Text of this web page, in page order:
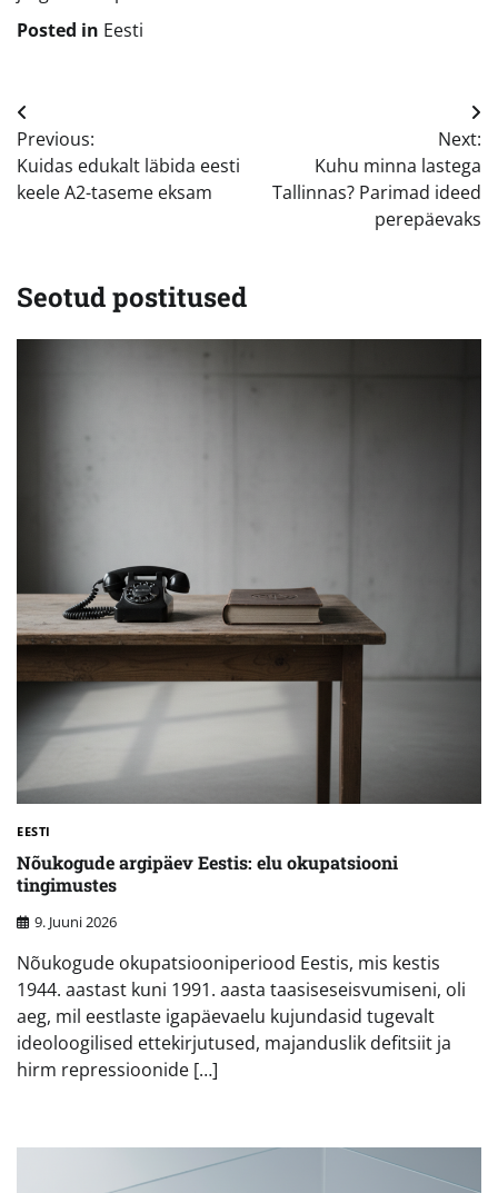
Posted in Eesti
Navigeerimine
Previous:
Kuidas edukalt läbida eesti
keele A2-taseme eksam
Next:
Kuhu minna lastega
Tallinnas? Parimad ideed
perepäevaks
Seotud postitused
EESTI
Nõukogude argipäev Eestis: elu okupatsiooni
tingimustes
9. Juuni 2026
Nõukogude okupatsiooniperiood Eestis, mis kestis
1944. aastast kuni 1991. aasta taasiseseisvumiseni, oli
aeg, mil eestlaste igapäevaelu kujundasid tugevalt
ideoloogilised ettekirjutused, majanduslik defitsiit ja
hirm repressioonide […]